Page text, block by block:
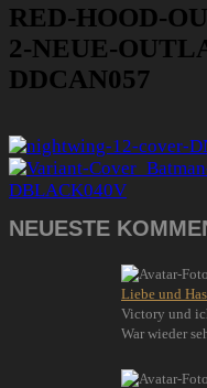
RED-HOOD-
2-NEUE-
DDCAN057
NEUESTE
Liebe und
Victory und
War wieder